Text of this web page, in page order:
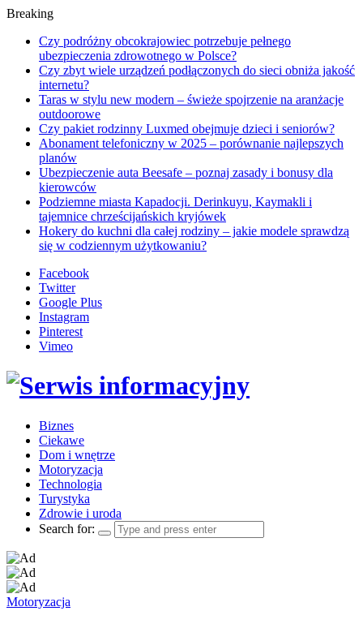
Breaking
Czy podróżny obcokrajowiec potrzebuje pełnego
ubezpieczenia zdrowotnego w Polsce?
Czy zbyt wiele urządzeń podłączonych do sieci obniża jakość
internetu?
Taras w stylu new modern – świeże spojrzenie na aranżacje
outdoorowe
Czy pakiet rodzinny Luxmed obejmuje dzieci i seniorów?
Abonament telefoniczny w 2025 – porównanie najlepszych
planów
Ubezpieczenie auta Beesafe – poznaj zasady i bonusy dla
kierowców
Podziemne miasta Kapadocji. Derinkuyu, Kaymakli i
tajemnice chrześcijańskich kryjówek
Hokery do kuchni dla całej rodziny – jakie modele sprawdzą
się w codziennym użytkowaniu?
Facebook
Twitter
Google Plus
Instagram
Pinterest
Vimeo
Biznes
Ciekawe
Dom i wnętrze
Motoryzacja
Technologia
Turystyka
Zdrowie i uroda
Search for:
Motoryzacja